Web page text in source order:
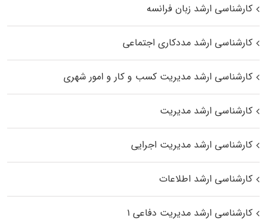
کارشناسی ارشد زبان فرانسه
کارشناسی ارشد مددکاری اجتماعی
کارشناسی ارشد مدیریت کسب و کار و امور شهری
کارشناسی ارشد مدیریت
کارشناسی ارشد مدیریت اجرایی
کارشناسی ارشد اطلاعات
کارشناسی ارشد مدیریت دفاعی ۱